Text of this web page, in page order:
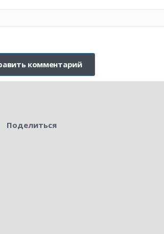
Поделиться